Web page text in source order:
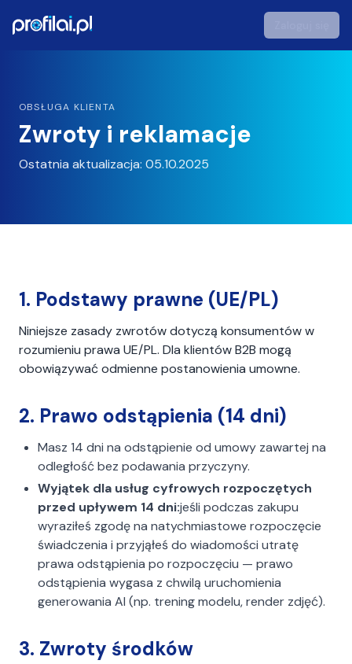
profilai - Studio Zdjęć Portretowych AI
OBSŁUGA KLIENTA
Zwroty i reklamacje
Ostatnia aktualizacja: 05.10.2025
1. Podstawy prawne (UE/PL)
Niniejsze zasady zwrotów dotyczą konsumentów w
rozumieniu prawa UE/PL. Dla klientów B2B mogą
obowiązywać odmienne postanowienia umowne.
2. Prawo odstąpienia (14 dni)
Masz 14 dni na odstąpienie od umowy zawartej na
odległość bez podawania przyczyny.
Wyjątek dla usług cyfrowych rozpoczętych
przed upływem 14 dni:jeśli podczas zakupu
wyraziłeś zgodę na natychmiastowe rozpoczęcie
świadczenia i przyjąłeś do wiadomości utratę
prawa odstąpienia po rozpoczęciu — prawo
odstąpienia wygasa z chwilą uruchomienia
generowania AI (np. trening modelu, render zdjęć).
3. Zwroty środków